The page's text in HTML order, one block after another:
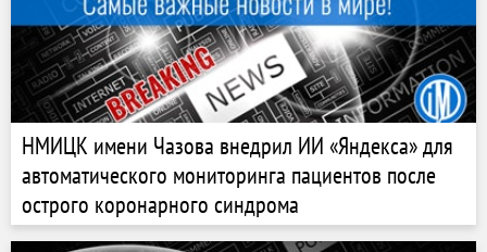
НМИЦК имени Чазова внедрил ИИ «Яндекса» для
автоматического мониторинга пациентов после
острого коронарного синдрома